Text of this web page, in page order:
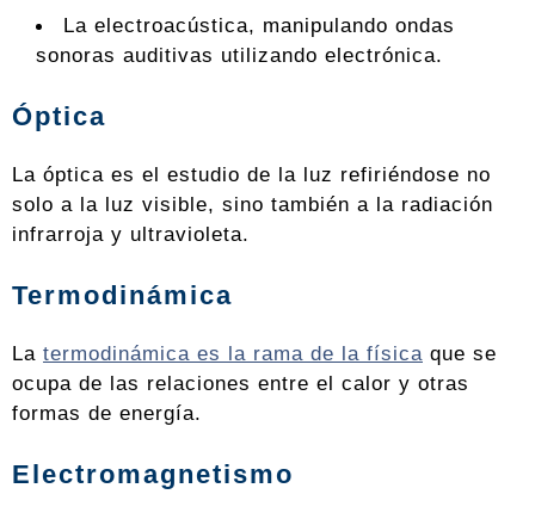
La electroacústica, manipulando ondas
sonoras auditivas utilizando electrónica.
Óptica
La óptica es el estudio de la luz refiriéndose no
solo a la luz visible, sino también a la radiación
infrarroja y ultravioleta.
Termodinámica
La termodinámica es la rama de la física que se
ocupa de las relaciones entre el calor y otras
formas de energía.
Electromagnetismo